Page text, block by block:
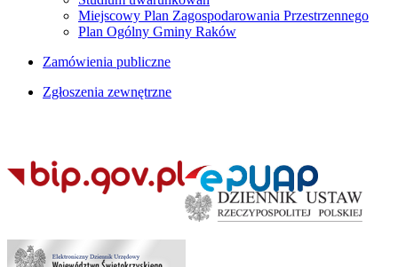
Miejscowy Plan Zagospodarowania Przestrzennego
Plan Ogólny Gminy Raków
Zamówienia publiczne
Zgłoszenia zewnętrzne